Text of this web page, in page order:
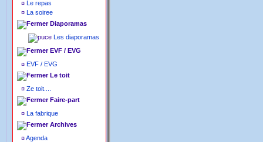
¤ Le repas
¤ La soiree
Diaporamas
Les diaporamas
EVF / EVG
¤ EVF / EVG
Le toit
¤ Ze toit....
Faire-part
¤ La fabrique
Archives
¤Agenda